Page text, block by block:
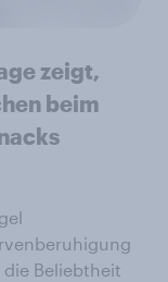
zeigt,
beim
die Beliebtheit